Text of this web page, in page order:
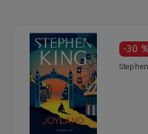
-30 %